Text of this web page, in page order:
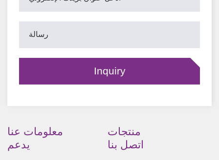
معلومات عنا
منتجات
يدعم
اتصل بنا